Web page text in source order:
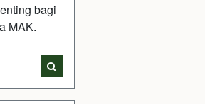
bagi
MAK.